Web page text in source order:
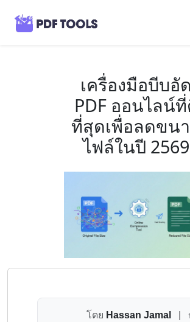
เครื่องมือบีบอัด
PDF ออนไลน์
ที่สุดเพื่อลดขน
ไฟล์ในปี 2569
โดย Hassan Jamal